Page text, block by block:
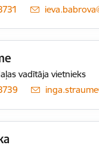
E-pasts:
vadītāja vietnieks
E-pasts: